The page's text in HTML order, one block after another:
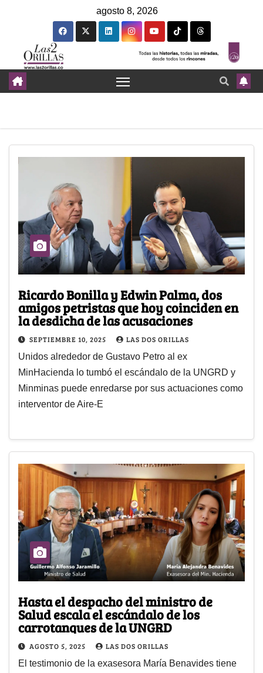
agosto 8, 2026
Ricardo Bonilla y Edwin Palma, dos
amigos petristas que hoy coinciden en
la desdicha de las acusaciones
SEPTIEMBRE 10, 2025 LAS DOS ORILLAS
Unidos alrededor de Gustavo Petro al ex
MinHacienda lo tumbó el escándalo de la UNGRD y
Minminas puede enredarse por sus actuaciones como
interventor de Aire-E
Hasta el despacho del ministro de
Salud escala el escándalo de los
carrotanques de la UNGRD
AGOSTO 5, 2025 LAS DOS ORILLAS
El testimonio de la exasesora María Benavides tiene